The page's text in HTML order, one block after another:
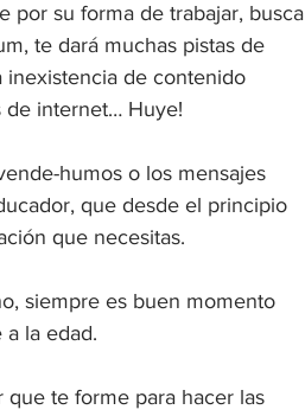
por su forma de trabajar, busca
te dará muchas pistas de
inexistencia de contenido
de internet… Huye!
humos o los mensajes
que desde el principio
que necesitas.
siempre es buen momento
la edad.
te forme para hacer las